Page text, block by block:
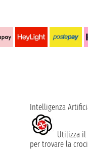
Intelligenza
Utilizza il
per trovare la